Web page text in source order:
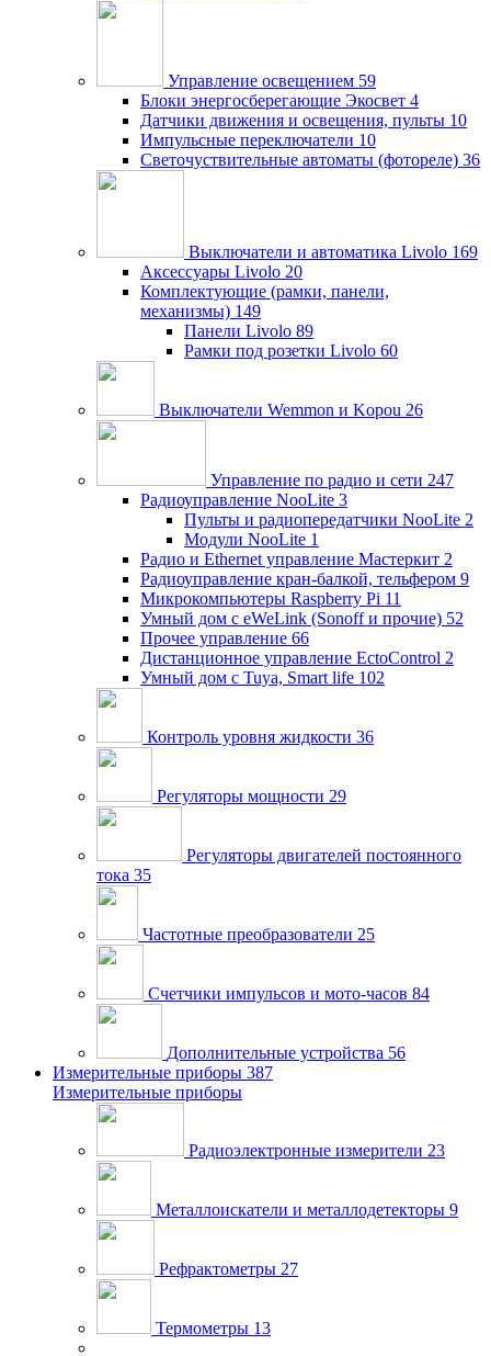
Управление освещением 59
Блоки энергосберегающие Экосвет 4
Датчики движения и освещения, пульты 10
Импульсные переключатели 10
Светочуствительные автоматы (фотореле) 36
Выключатели и автоматика Livolo 169
Аксессуары Livolo 20
Комплектующие (рамки, панели,
механизмы) 149
Панели Livolo 89
Рамки под розетки Livolo 60
Выключатели Wemmon и Kopou 26
Управление по радио и сети 247
Радиоуправление NooLite 3
Пульты и радиопередатчики NooLite 2
Модули NooLite 1
Радио и Ethernet управление Мастеркит 2
Радиоуправление кран-балкой, тельфером 9
Микрокомпьютеры Raspberry Pi 11
Умный дом c eWeLink (Sonoff и прочие) 52
Прочее управление 66
Дистанционное управление EctoControl 2
Умный дом с Tuya, Smart life 102
Контроль уровня жидкости 36
Регуляторы мощности 29
Регуляторы двигателей постоянного
тока 35
Частотные преобразователи 25
Счетчики импульсов и мото-часов 84
Дополнительные устройства 56
Измерительные приборы 387
Измерительные приборы
Радиоэлектронные измерители 23
Металлоискатели и металлодетекторы 9
Рефрактометры 27
Термометры 13